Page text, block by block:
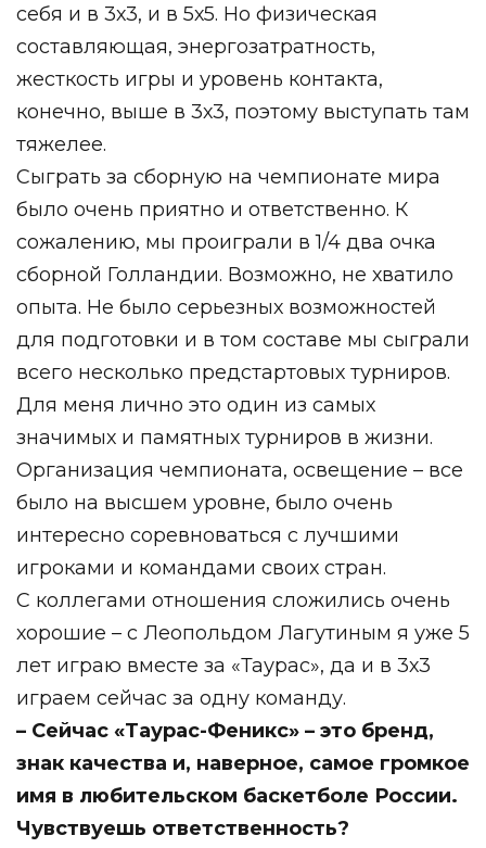
себя и в 3х3, и в 5х5. Но физическая
составляющая, энергозатратность,
жесткость игры и уровень контакта,
конечно, выше в 3х3, поэтому выступать там
тяжелее. ⁣⁣⠀
Сыграть за сборную на чемпионате мира
было очень приятно и ответственно. К
сожалению, мы проиграли в 1/4 два очка
сборной Голландии. Возможно, не хватило
опыта. Не было серьезных возможностей
для подготовки и в том составе мы сыграли
всего несколько предстартовых турниров.
⁣Для меня лично это один из самых
значимых и памятных турниров в жизни.
Организация чемпионата, освещение – все
было на высшем уровне, было очень
интересно соревноваться с лучшими
игроками и командами своих стран.⁣⁣⠀
С коллегами отношения сложились очень
хорошие – с Леопольдом Лагутиным я уже 5
лет играю вместе за «Таурас», да и в 3х3
играем сейчас за одну команду.⁣⁣⠀
– Сейчас «Таурас-Феникс» – это бренд,
знак качества и, наверное, самое громкое
имя в любительском баскетболе России.
Чувствуешь ответственность?